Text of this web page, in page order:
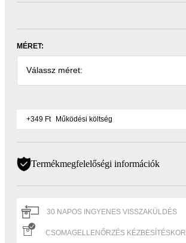
MÉRET:
Válassz méret:
+349 Ft Működési költség
Termékmegfelelőségi információk
30 NAPOS INGYENES VISSZAKÜLDÉS
CSOMAGELLENŐRZÉS KÉZBESÍTÉSKOR